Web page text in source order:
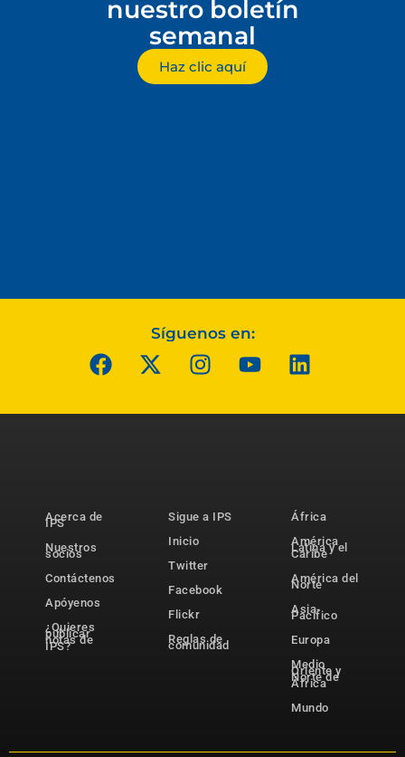
nuestro boletín
semanal
Haz clic aquí
Síguenos en:
Acerca de
IPS
Nuestros
socios
Contáctenos
Apóyenos
¿Quieres
publicar
notas de
IPS?
Sigue a IPS
Inicio
Twitter
Facebook
Flickr
Reglas de
comunidad
África
América
Latina y el
Caribe
América del
Norte
Asia-
Pacífico
Europa
Medio
Oriente y
Norte de
África
Mundo